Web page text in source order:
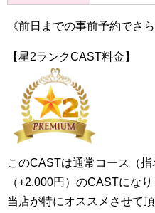
《前日までの事前予約でさ
【星2ランクCAST料金】
このCASTは通常コース（
（+2,000円）のCASTになり
当店が特にオススメさせて